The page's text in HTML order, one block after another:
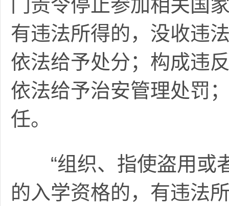
门责令停止参加相关国
有违法所得的，没收违
依法给予处分；构成违
依法给予治安管理处罚
任。
“组织、指使盗用或
的入学资格的，有违法